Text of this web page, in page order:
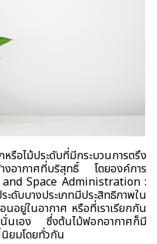
ไม้ประดับที่มีกระบวนการตรึง
งอากาศที่บริสุทธิ์ โดยองค์การ
Space Administration :
ดับบางประเภทมีประสิทธิภาพใน
อยู่ในอากาศ หรือที่เราเรียกกัน
เอง ซึ่งต้นไม้ฟอกอากาศก็มี
ยมโดยทั่วกัน